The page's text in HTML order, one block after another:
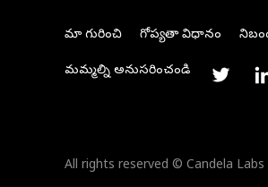
మా గురించి గోప్యతా విధానం
మమ్మల్ని అనుసరించండి
All rights reserved © Candela